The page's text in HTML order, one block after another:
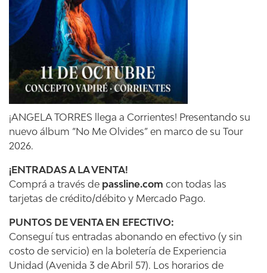
¡ANGELA TORRES llega a Corrientes! Presentando su
nuevo álbum “No Me Olvides” en marco de su Tour
2026.
¡ENTRADAS A LA VENTA!
Comprá a través de passline.com con todas las
tarjetas de crédito/débito y Mercado Pago.
PUNTOS DE VENTA EN EFECTIVO:
Conseguí tus entradas abonando en efectivo (y sin
costo de servicio) en la boletería de Experiencia
Unidad (Avenida 3 de Abril 57). Los horarios de